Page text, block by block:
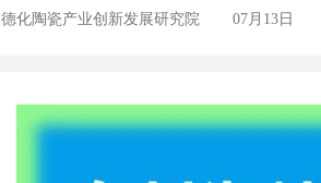
德化陶瓷产业创新发展研究院 07月13日